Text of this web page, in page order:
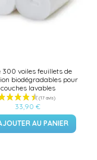
300 voiles feuillets de
biodégradables pour
couches lavables
33,90 €
AU PANIER